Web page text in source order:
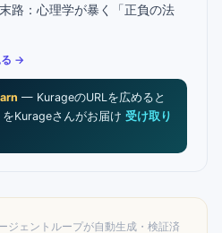
路：心理学が暴く「正負の法
る →
— KurageのURLを広めると
をKurageさんがお届け 受け取り
ジェントループが自動生成・検証済